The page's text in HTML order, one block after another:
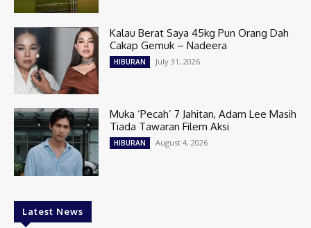
Kalau Berat Saya 45kg Pun Orang Dah
Cakap Gemuk – Nadeera
HIBURAN July 31, 2026
Muka ‘Pecah’ 7 Jahitan, Adam Lee Masih
Tiada Tawaran Filem Aksi
HIBURAN August 4, 2026
Latest News